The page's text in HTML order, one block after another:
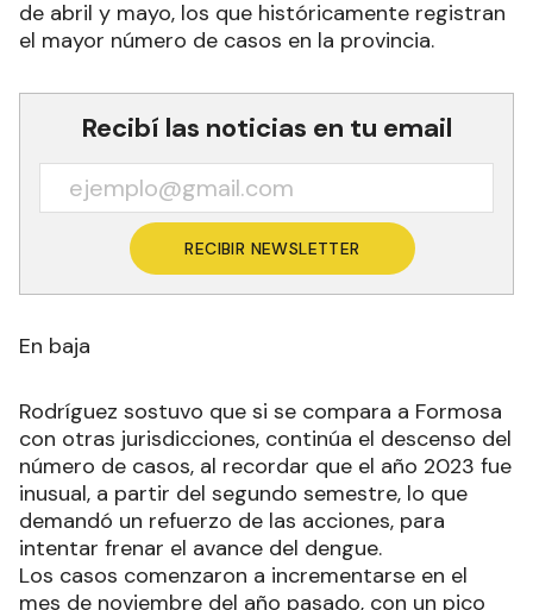
de abril y mayo, los que históricamente registran
el mayor número de casos en la provincia.
Recibí las noticias en tu email
RECIBIR NEWSLETTER
En baja
Rodríguez sostuvo que si se compara a Formosa
con otras jurisdicciones, continúa el descenso del
número de casos, al recordar que el año 2023 fue
inusual, a partir del segundo semestre, lo que
demandó un refuerzo de las acciones, para
intentar frenar el avance del dengue.
Los casos comenzaron a incrementarse en el
mes de noviembre del año pasado, con un pico